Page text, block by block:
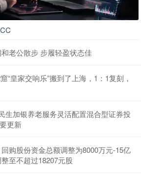
老公散步 步履轻盈状态佳
“皇家交响乐”搬到了上海，1：1复刻，
生加银养老服务灵活配置混合型证券投
更新
购股份资金总额调整为8000万元-15亿
至不超过18207元股